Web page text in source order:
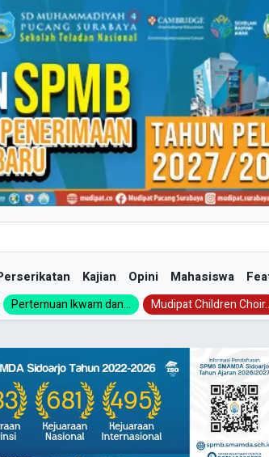
Kajian Opini Mahasiswa
Pertemuan Ikwam dan... Mudipat Children